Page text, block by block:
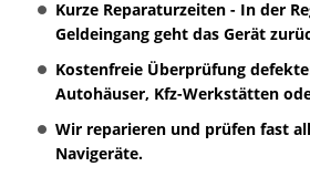
Kurze Reparaturzeiten - In der
Geldeingang geht das Gerät
Kostenfreie Überprüfung
Autohäuser, Kfz-Werkstätten
Wir reparieren und prüfen fast
Navigeräte.